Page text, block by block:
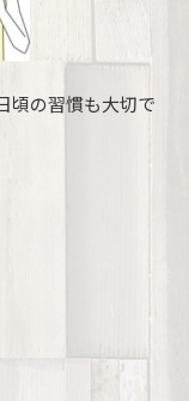
頃の習慣も大切で